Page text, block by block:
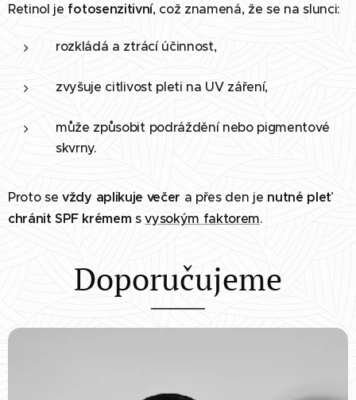
Retinol je fotosenzitivní, což znamená, že se na slunci:
rozkládá a ztrácí účinnost,
zvyšuje citlivost pleti na UV záření,
může způsobit podráždění nebo pigmentové
skvrny.
Proto sevždy aplikuje večer a přes den je nutné pleť
chránit SPF krémemsvysokým faktorem.
Doporučujeme